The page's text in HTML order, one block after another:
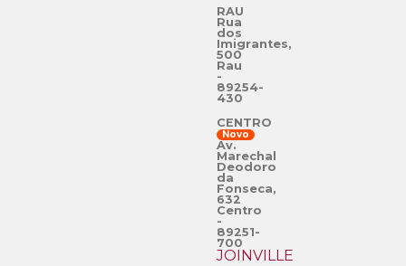
RAU
Rua
dos
Imigrantes,
500
Rau
-
89254-
430
CENTRO
Novo
Av.
Marechal
Deodoro
da
Fonseca,
632
Centro
-
89251-
700
JOINVILLE